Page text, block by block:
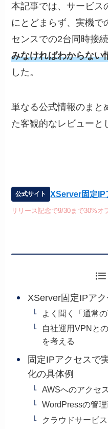
本記事では、サービス
にとどまらず、実機で
センスでの2台同時接
みなければわからない
した。
単なる公式情報のまと
た客観的なレビューと
公式サイト XServer固定IP
リリース記念で9/30まで30%オ
XServer固定IPア
よく聞く「通常
自社運用VPNと
を考える
固定IPアクセスで
化の具体例
AWSへのアクセ
WordPressの管
クラウドサービ